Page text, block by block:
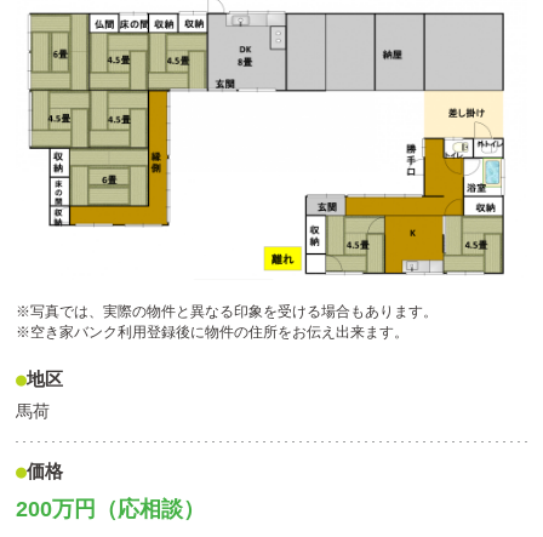
※写真では、実際の物件と異なる印象を受ける場合もあります。
※空き家バンク利用登録後に物件の住所をお伝え出来ます。
地区
馬荷
価格
200万円（応相談）